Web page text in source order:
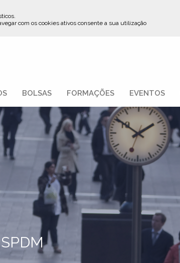
com os cookies ativos consente a sua utilização
BOLSAS FORMAÇÕES EVENTOS